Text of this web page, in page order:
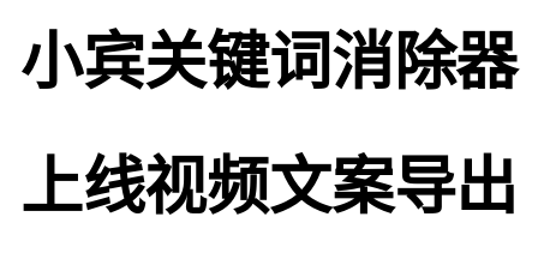
小宾关键词消除器
上线视频文案导出